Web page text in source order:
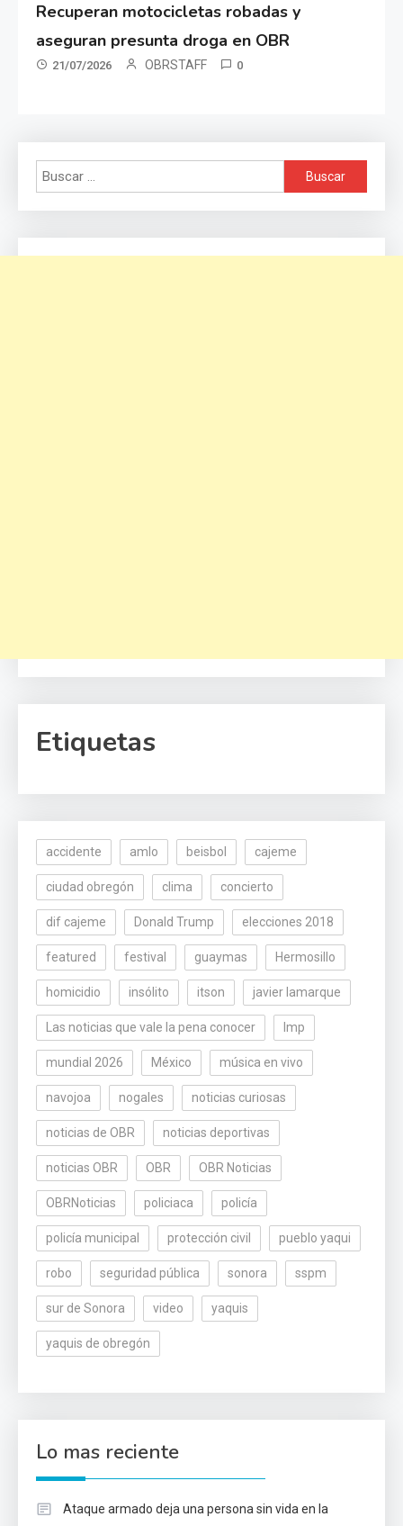
Recuperan motocicletas robadas y
aseguran presunta droga en OBR
21/07/2026 OBRSTAFF 0
Buscar:
Etiquetas
accidente amlo beisbol cajeme
ciudad obregón clima concierto
dif cajeme Donald Trump elecciones 2018
featured festival guaymas Hermosillo
homicidio insólito itson javier lamarque
Las noticias que vale la pena conocer lmp
mundial 2026 México música en vivo
navojoa nogales noticias curiosas
noticias de OBR noticias deportivas
noticias OBR OBR OBR Noticias
OBRNoticias policiaca policía
policía municipal protección civil pueblo yaqui
robo seguridad pública sonora sspm
sur de Sonora video yaquis
yaquis de obregón
Lo mas reciente
Ataque armado deja una persona sin vida en la